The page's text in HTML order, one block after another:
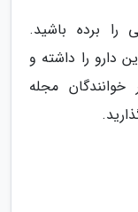
را برده باشید.
دارو را داشته و
مجله